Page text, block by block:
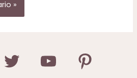
Twitter YouTube
Pinterest